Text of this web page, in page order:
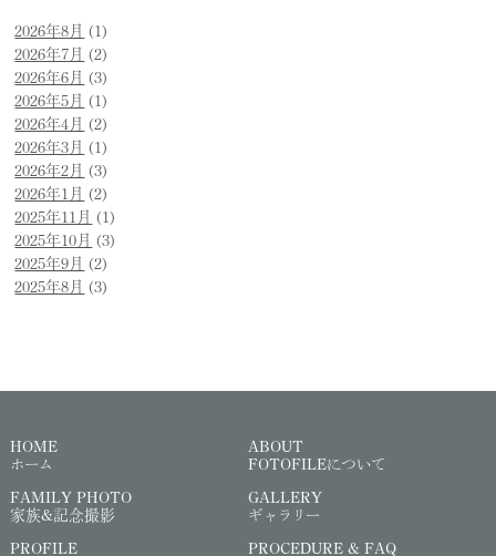
2026年8月 (1)
2026年7月 (2)
2026年6月 (3)
2026年5月 (1)
2026年4月 (2)
2026年3月 (1)
2026年2月 (3)
2026年1月 (2)
2025年11月 (1)
2025年10月 (3)
2025年9月 (2)
2025年8月 (3)
HOME
ホーム
ABOUT
FOTOFILEについて
FAMILY PHOTO
家族&記念撮影
GALLERY
ギャラリー
PROFILE
PROCEDURE & FAQ